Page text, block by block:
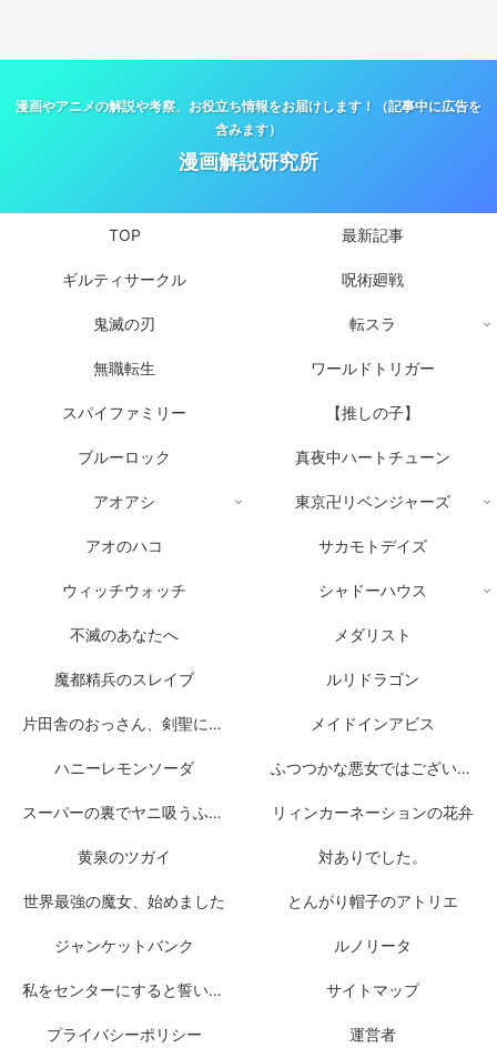
漫画やアニメの解説や考察、お役立ち情報をお届けします！（記事中に広告を
含みます）
漫画解説研究所
TOP 最新記事
ギルティサークル 呪術廻戦
鬼滅の刃 転スラ
無職転生 ワールドトリガー
スパイファミリー 【推しの子】
ブルーロック 真夜中ハートチューン
アオアシ 東京卍リベンジャーズ
アオのハコ サカモトデイズ
ウィッチウォッチ シャドーハウス
不滅のあなたへ メダリスト
魔都精兵のスレイブ ルリドラゴン
片田舎のおっさん、剣聖になる メイドインアビス
ハニーレモンソーダ ふつつかな悪女ではございますが
スーパーの裏でヤニ吸うふたり リィンカーネーションの花弁
黄泉のツガイ 対ありでした。
世界最強の魔女、始めました とんがり帽子のアトリエ
ジャンケットバンク ルノリータ
私をセンターにすると誓いますか？ サイトマップ
プライバシーポリシー 運営者